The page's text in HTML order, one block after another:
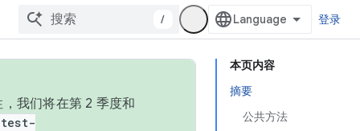
/ 登录
本页内容
摘要
公共方法
我们将在第 2 季度和